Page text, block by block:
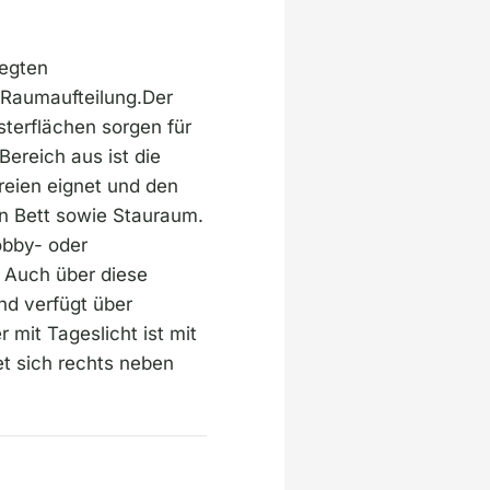
sorgen für
aus ist die
eignet und den
Bett sowie Stauraum.
oder
über diese
verfügt über
mit Tageslicht ist mit
sich rechts neben